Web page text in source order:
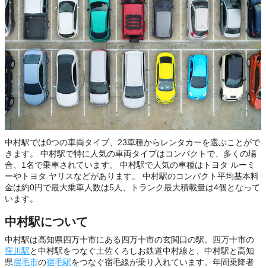
中村駅では0つの車両タイプ、23車種からレンタカーを選ぶことがで
きます。 中村駅で特に人気の車両タイプはコンパクトで、多くの場
合、1名で乗車されています。 中村駅で人気の車種はトヨタ ルーミ
ーやトヨタ ヤリスなどがあります。 中村駅のコンパクト平均基本料
金は約0円で最大乗車人数は5人、トランク最大積載量は4個となって
います。
中村駅について
中村駅は高知県四万十市にある四万十市の玄関口の駅。四万十市の
窪川駅と中村駅をつなぐ土佐くろしお鉄道中村線と、中村駅と高知
県宿毛市の宿毛駅をつなぐ宿毛線が乗り入れています。年間乗降者